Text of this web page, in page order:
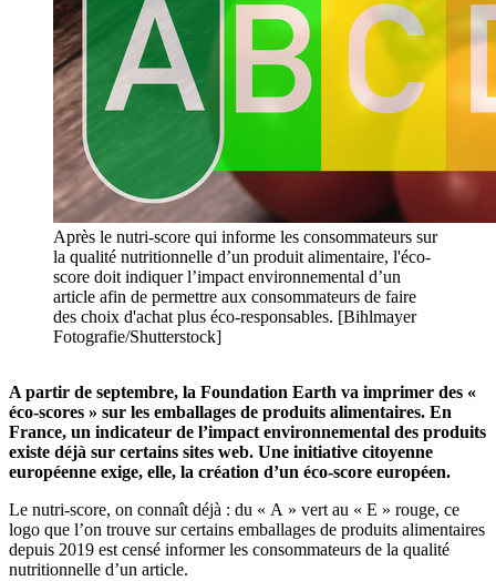
Après le nutri-score qui informe les consommateurs sur
la qualité nutritionnelle d’un produit alimentaire, l'éco-
score doit indiquer l’impact environnemental d’un
article afin de permettre aux consommateurs de faire
des choix d'achat plus éco-responsables. [Bihlmayer
Fotografie/Shutterstock]
A partir de septembre, la Foundation Earth va imprimer des «
éco-scores » sur les emballages de produits alimentaires. En
France, un indicateur de l’impact environnemental des produits
existe déjà sur certains sites web. Une initiative citoyenne
européenne exige, elle, la création d’un éco-score européen.
Le nutri-score, on connaît déjà : du « A » vert au « E » rouge, ce
logo que l’on trouve sur certains emballages de produits alimentaires
depuis 2019 est censé informer les consommateurs de la qualité
nutritionnelle d’un article.